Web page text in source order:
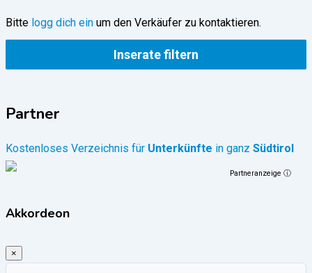
Bitte logg dich ein um den Verkäufer zu kontaktieren.
Inserate filtern
Partner
Kostenloses Verzeichnis für Unterkünfte in ganz Südtirol
Partneranzeige ⓘ
Akkordeon
×